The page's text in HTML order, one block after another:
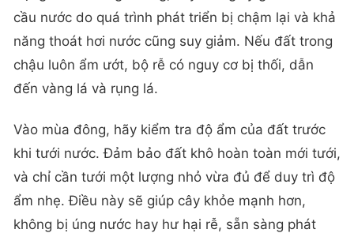
cầu nước do quá trình phát triển bị chậm lại và khả
năng thoát hơi nước cũng suy giảm. Nếu đất trong
chậu luôn ẩm ướt, bộ rễ có nguy cơ bị thối, dẫn
đến vàng lá và rụng lá.
Vào mùa đông, hãy kiểm tra độ ẩm của đất trước
khi tưới nước. Đảm bảo đất khô hoàn toàn mới tưới,
và chỉ cần tưới một lượng nhỏ vừa đủ để duy trì độ
ẩm nhẹ. Điều này sẽ giúp cây khỏe mạnh hơn,
không bị úng nước hay hư hại rễ, sẵn sàng phát